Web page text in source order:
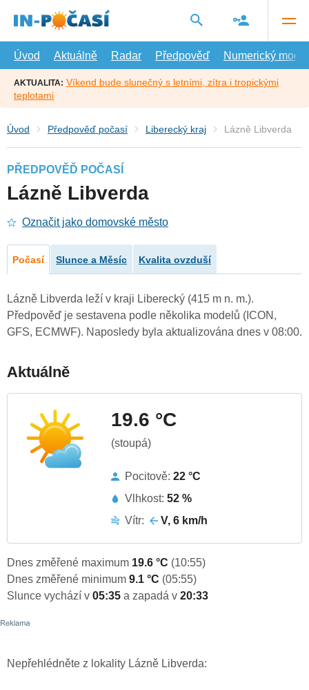
hlavní
Úvod
Aktuálně Radar Předpověď Numerický model
AKTUALITA: Víkend bude slunečný s letními, zítra i tropickými
teplotami
Úvod Předpověď počasí Liberecký kraj Lázně Libverda
PŘEDPOVĚĎ POČASÍ
Lázně Libverda
Označit jako domovské město
Počasí Slunce a Měsíc Kvalita ovzduší
Lázně Libverda leží v kraji Liberecký (415 m n. m.).
Předpověď je sestavena podle několika modelů (ICON,
GFS, ECMWF). Naposledy byla aktualizována dnes v 08:00.
Aktuálně
19.6 °C
(stoupá)
Pocitově: 22 °C
Vlhkost: 52 %
Vítr:
V, 6 km/h
Dnes změřené maximum 19.6 °C (10:55)
Dnes změřené minimum 9.1 °C (05:55)
Slunce vychází v 05:35 a zapadá v 20:33
Nepřehlédněte z lokality Lázně Libverda: